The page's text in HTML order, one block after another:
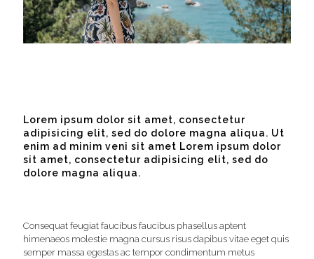
Lorem ipsum dolor sit amet, consectetur
adipisicing elit, sed do dolore magna aliqua. Ut
enim ad minim veni sit amet Lorem ipsum dolor
sit amet, consectetur adipisicing elit, sed do
dolore magna aliqua.
Consequat feugiat faucibus faucibus phasellus aptent
himenaeos molestie magna cursus risus dapibus vitae eget quis
semper massa egestas ac tempor condimentum metus